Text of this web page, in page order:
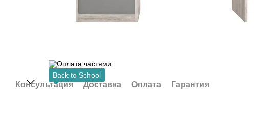
Back to School
Консультация Доставка Оплата Гарантия